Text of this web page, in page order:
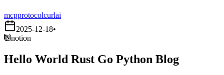
mcpprotocolcurlai
2025-12-18•
notion
Hello World Rust Go Python Blog